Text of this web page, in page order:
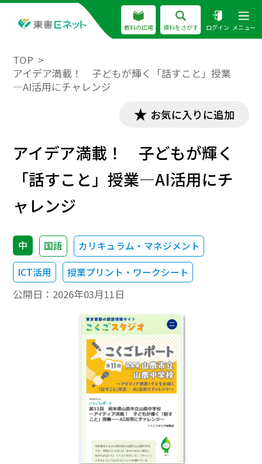
教科の広場 資料をさがす ログイン メニュー
TOP
アイデア満載！ 子どもが輝く「話すこと」授業
―AI活用にチャレンジ
お気に入りに追加
アイデア満載！ 子どもが輝く
「話すこと」授業―AI活用にチ
ャレンジ
中 国語
カリキュラム・マネジメント
ICT活用
授業プリント・ワークシート
公開日： 2026年03月11日